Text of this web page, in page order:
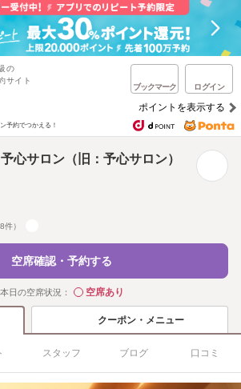
の
サイト
ブックマーク ログイン
ポイントを表示する
予約でつかえる！
心サロン（旧：予心サロン）
件）
空席確認・予約する
本日の空席状況： ◯空席あり
クーポン・メニュー
スタッフ ブログ 口コミ